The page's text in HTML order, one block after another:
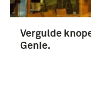
Genie (5)
Vergulde
Genie.